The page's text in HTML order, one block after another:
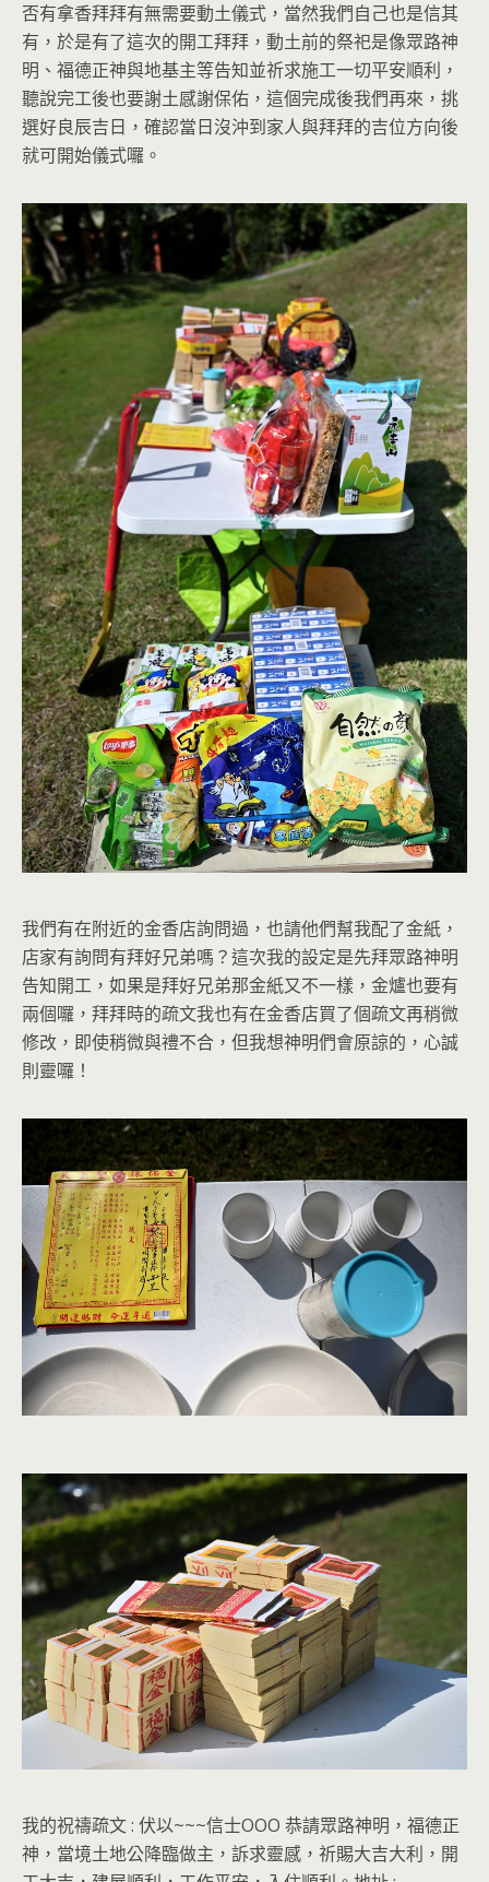
否有拿香拜拜有無需要動土儀式，當然我們自己也是信其
有，於是有了這次的開工拜拜，動土前的祭祀是像眾路神
明、福德正神與地基主等告知並祈求施工一切平安順利，
聽說完工後也要謝土感謝保佑，這個完成後我們再來，挑
選好良辰吉日，確認當日沒沖到家人與拜拜的吉位方向後
就可開始儀式囉。
我們有在附近的金香店詢問過，也請他們幫我配了金紙，
店家有詢問有拜好兄弟嗎？這次我的設定是先拜眾路神明
告知開工，如果是拜好兄弟那金紙又不一樣，金爐也要有
兩個囉，拜拜時的疏文我也有在金香店買了個疏文再稍微
修改，即使稍微與禮不合，但我想神明們會原諒的，心誠
則靈囉！
我的祝禱疏文 : 伏以~~~信士OOO 恭請眾路神明，福德正
神，當境土地公降臨做主，訴求靈感，祈賜大吉大利，開